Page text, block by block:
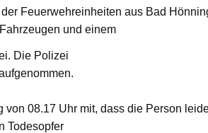
Feuerwehreinheiten aus Bad
und einem
Die Polizei
08.17 Uhr mit, dass die Person
Todesopfer